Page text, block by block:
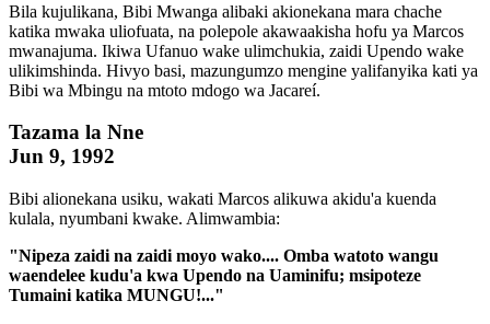
Bila kujulikana, Bibi Mwanga alibaki akionekana mara chache
katika mwaka uliofuata, na polepole akawaakisha hofu ya Marcos
mwanajuma. Ikiwa Ufanuo wake ulimchukia, zaidi Upendo wake
ulikimshinda. Hivyo basi, mazungumzo mengine yalifanyika kati ya
Bibi wa Mbingu na mtoto mdogo wa Jacareí.
Tazama la Nne
Jun 9, 1992
Bibi alionekana usiku, wakati Marcos alikuwa akidu'a kuenda
kulala, nyumbani kwake. Alimwambia:
"Nipeza zaidi na zaidi moyo wako.... Omba watoto wangu
waendelee kudu'a kwa Upendo na Uaminifu; msipoteze
Tumaini katika MUNGU!..."